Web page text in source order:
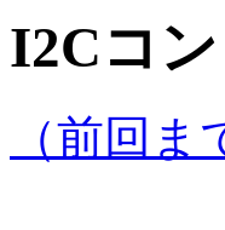
I2Cコ
（前回ま